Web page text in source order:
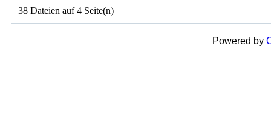
38 Dateien auf 4 Seite(n)
Powered by